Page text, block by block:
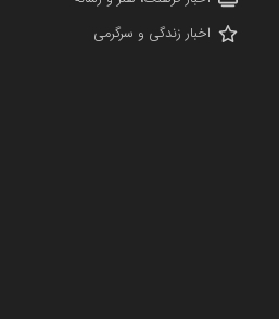
نهادهای مردمی
فولاد در کشور
اخبار زندگی و سرگرمی